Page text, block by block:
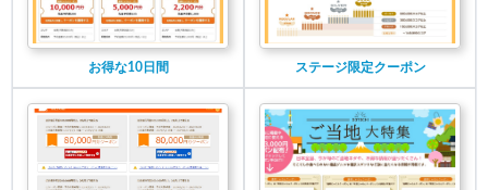
お得な10日間 ステージ限定クーポン